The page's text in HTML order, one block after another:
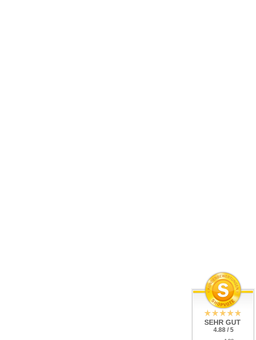
SEHR GUT
4.88 / 5